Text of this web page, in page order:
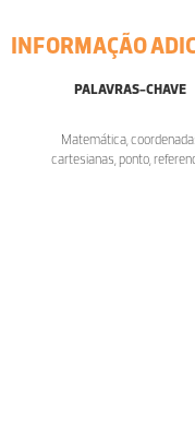
INFORMAÇÃO
PALAVRAS-CHAVE
Matemática,
cartesianas, ponto,